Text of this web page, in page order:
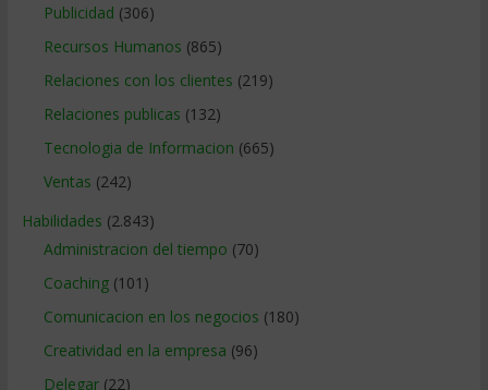
Publicidad (306)
Recursos Humanos (865)
Relaciones con los clientes (219)
Relaciones publicas (132)
Tecnologia de Informacion (665)
Ventas (242)
Habilidades (2.843)
Administracion del tiempo (70)
Coaching(101)
Comunicacion en los negocios (180)
Creatividad en la empresa (96)
Delegar(22)